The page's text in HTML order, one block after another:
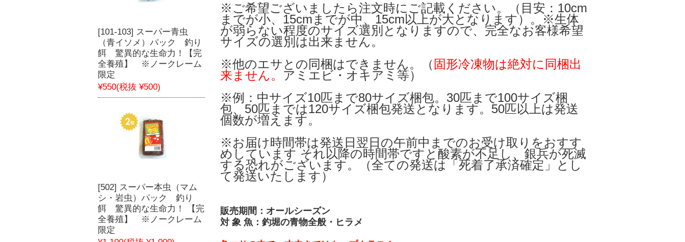
※ご希望ございましたら注文時にご記載ください。（目安：10cm
までが小、15cmまでが中、15cm以上が大となります）。※生体
が弱らない程度のサイズ選別となりますので、完全なお客様希望
サイズの選別は出来ません。
※他のエサとの同梱はできません。（ 固形冷凍物は絶対に同梱出
来ません。 アミエビ・オキアミ等）
※例：中サイズ10匹まで80サイズ梱包。30匹まで100サイズ梱
包、50匹までは120サイズ梱包発送となります。50匹以上は発送
個数が増えます。
※お届け時間帯は発送日翌日の午前中までのお受け取りをおすす
めしています それ以降の時間帯ですと酸素が不足し、銀兵が死滅
する恐れがございます。（全ての発送は「死着了承済確定」とし
て発送いたします）
販売期間：オールシーズン
対 象 魚：釣堀の青物全般・ヒラメ
[101-103] スーパー青虫
（青イソメ）パック 釣り
餌 驚異的な生命力！【完
全養殖】 ※ノークレーム
限定
¥550(税抜 ¥500)
[502] スーパー本虫（マム
シ・岩虫）パック 釣り
餌 驚異的な生命力！ 【完
全養殖】 ※ノークレーム
限定